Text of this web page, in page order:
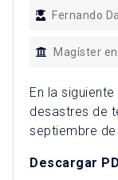
Fernando
Magíster
En la
desastres de
septiembre
desastre a
Descargar